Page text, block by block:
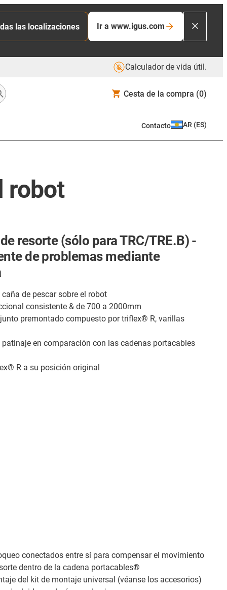
las localizaciones Ir a www.igus.com
Calculador de vida útil.
Cesta de la compra (0)
Contacto AR (ES)
robot
resorte (sólo para TRC/TRE.B) -
de problemas mediante
de pescar sobre el robot
consistente & de 700 a 2000mm
premontado compuesto por triflex® R, varillas
patinaje en comparación con las cadenas portacables
R a su posición original
conectados entre sí para compensar el movimiento
dentro de la cadena portacables®
del kit de montaje universal (véanse los accesorios)